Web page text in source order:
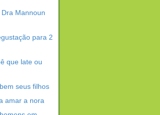
Mannoun
para 2
que late ou
seus filhos
amar a nora